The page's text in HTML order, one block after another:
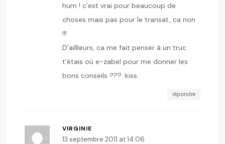
hum ! c’est vrai pour beaucoup de
choses mais pas pour le transat, ca non
!!!
D’aillleurs, ca me fait penser à un truc :
t’étais où e-zabel pour me donner les
bons conseils ??? :kiss:
répondre
VIRGINIE
13 septembre 2011 at 14:06